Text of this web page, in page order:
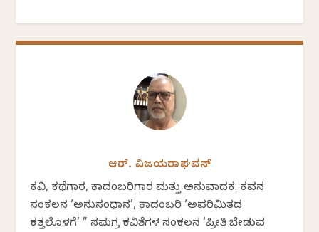
ಆರ್. ವಿಜಯರಾಘವನ್
ಕವಿ, ಕಥೆಗಾರ, ಕಾದಂಬರಿಗಾರ ಮತ್ತು ಅನುವಾದಕ. ಕವನ
ಸಂಕಲನ ‘ಅನುಸಂಧಾನ’, ಕಾದಂಬರಿ ‘ಅಪರಿಮಿತದ
ಕತ್ತಲೊಳಗೆ’ ” ಸಮಗ್ರ ಕವಿತೆಗಳ ಸಂಕಲನ ‘ಪ್ರೀತಿ ಬೇಡುವ